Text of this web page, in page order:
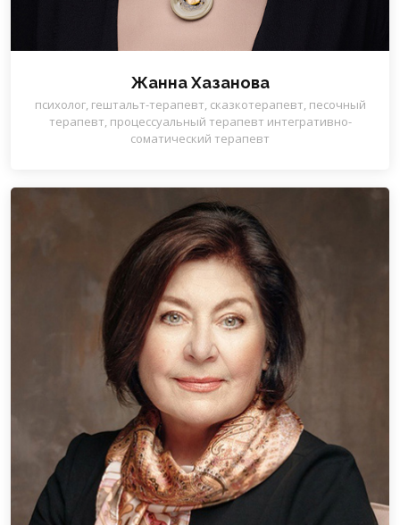
Жанна Хазанова
психолог, гештальт-терапевт, сказкотерапевт, песочный
терапевт, процессуальный терапевт интегративно-
соматический терапевт